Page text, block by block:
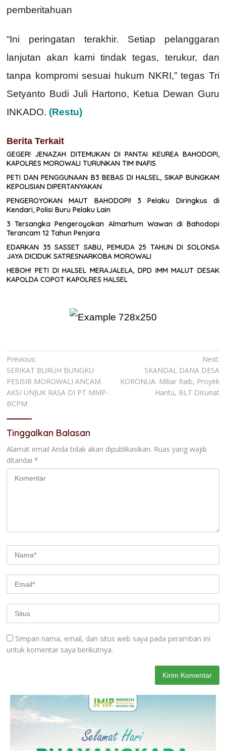
pemberitahuan
“Ini peringatan terakhir. Setiap pelanggaran
lanjutan akan kami tindak tegas, terukur, dan
tanpa kompromi sesuai hukum NKRI,” tegas Tri
Setyanto Budi Juli Hartono, Ketua Dewan Guru
INKADO. (Restu)
Berita Terkait
GEGER! JENAZAH DITEMUKAN DI PANTAI KEUREA BAHODOPI,
KAPOLRES MOROWALI TURUNKAN TIM INAFIS
PETI DAN PENGGUNAAN B3 BEBAS DI HALSEL, SIKAP BUNGKAM
KEPOLISIAN DIPERTANYAKAN
PENGEROYOKAN MAUT BAHODOPI! 3 Pelaku Diringkus di
Kendari, Polisi Buru Pelaku Lain
3 Tersangka Pengeroyokan Almarhum Wawan di Bahodopi
Terancam 12 Tahun Penjara
EDARKAN 35 SASSET SABU, PEMUDA 25 TAHUN DI SOLONSA
JAYA DICIDUK SATRESNARKOBA MOROWALI
HEBOH! PETI DI HALSEL MERAJALELA, DPD IMM MALUT DESAK
KAPOLDA COPOT KAPOLRES HALSEL
Navigasi
pos
Previous:
SERIKAT BURUH BUNGKU
PESISIR MOROWALI ANCAM
AKSI UNJUK RASA DI PT MMP-
BCPM
Next:
SKANDAL DANA DESA
KORONUA: Miliar Raib, Proyek
Hantu, BLT Disunat
Tinggalkan Balasan
Alamat email Anda tidak akan dipublikasikan. Ruas yang wajib
ditandai *
Simpan nama, email, dan situs web saya pada peramban ini
untuk komentar saya berikutnya.